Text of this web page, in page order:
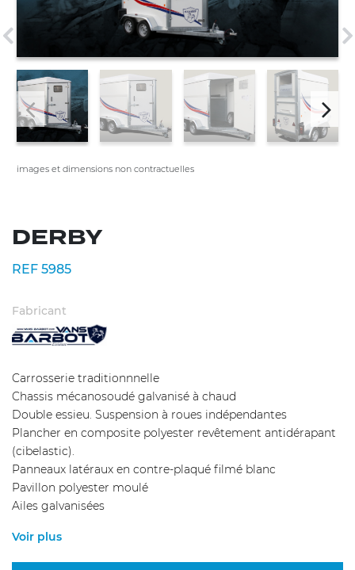
images et dimensions non contractuelles
DERBY
REF 5985
Fabricant
Carrosserie traditionnnelle
Chassis mécanosoudé galvanisé à chaud
Double essieu. Suspension à roues indépendantes
Plancher en composite polyester revêtement antidérapant
(cibelastic).
Panneaux latéraux en contre-plaqué filmé blanc
Pavillon polyester moulé
Ailes galvanisées
Voir plus